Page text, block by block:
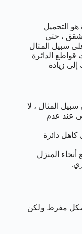
هو التحميل
، حتى
سبيل المثال
قواطع الدائرة
زيادة
المثال ، لا
عند عدم
كاهل دائرة
أنحاء المنزل –
مفرط ولكن